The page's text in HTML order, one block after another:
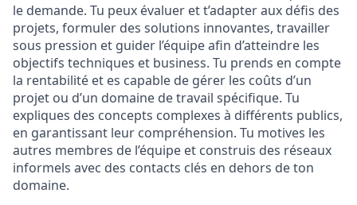
le demande. Tu peux évaluer et t’adapter aux défis des
projets, formuler des solutions innovantes, travailler
sous pression et guider l’équipe afin d’atteindre les
objectifs techniques et business. Tu prends en compte
la rentabilité et es capable de gérer les coûts d’un
projet ou d’un domaine de travail spécifique. Tu
expliques des concepts complexes à différents publics,
en garantissant leur compréhension. Tu motives les
autres membres de l’équipe et construis des réseaux
informels avec des contacts clés en dehors de ton
domaine.